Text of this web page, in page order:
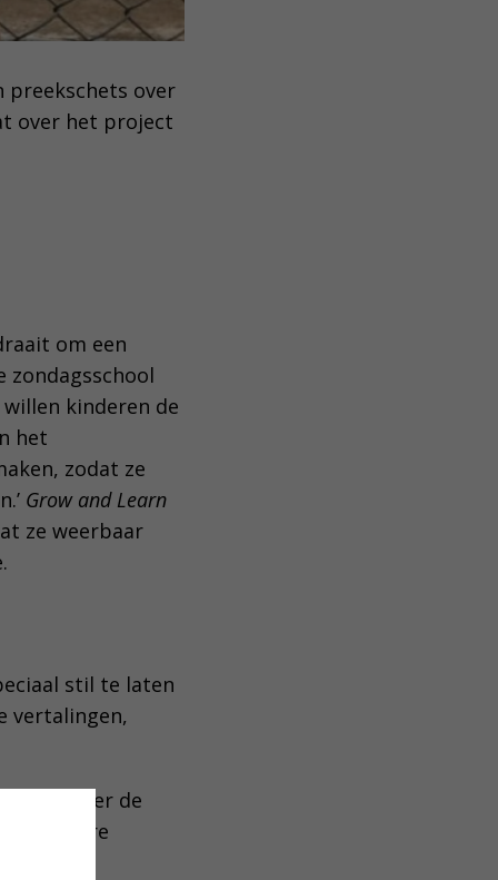
preekschets over
over het project
om een
zondagsschool
kinderen de
het
zodat ze
Grow and Learn
ze weerbaar
stil te laten
vertalingen,
over de
andere
Meer: